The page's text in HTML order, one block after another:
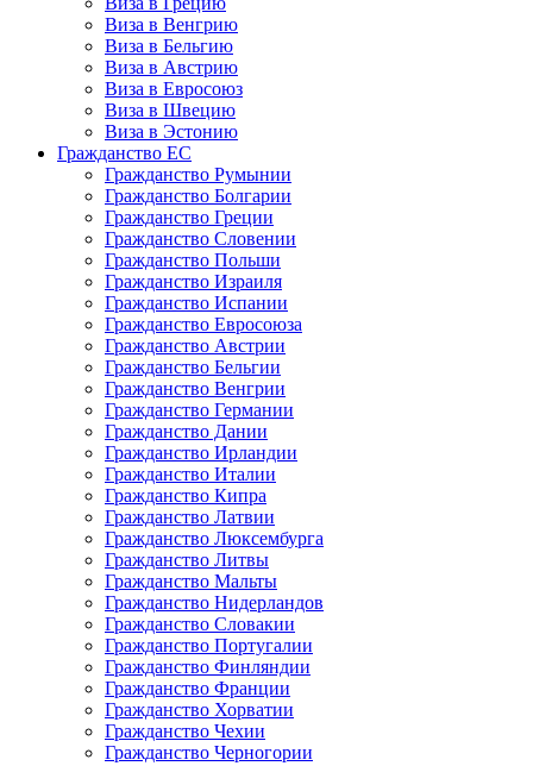
Виза в Венгрию
Виза в Бельгию
Виза в Австрию
Виза в Евросоюз
Виза в Швецию
Виза в Эстонию
Гражданство ЕС
Гражданство Румынии
Гражданство Болгарии
Гражданство Греции
Гражданство Словении
Гражданство Польши
Гражданство Израиля
Гражданство Испании
Гражданство Евросоюза
Гражданство Австрии
Гражданство Бельгии
Гражданство Венгрии
Гражданство Германии
Гражданство Дании
Гражданство Ирландии
Гражданство Италии
Гражданство Кипра
Гражданство Латвии
Гражданство Люксембурга
Гражданство Литвы
Гражданство Мальты
Гражданство Нидерландов
Гражданство Словакии
Гражданство Португалии
Гражданство Финляндии
Гражданство Франции
Гражданство Хорватии
Гражданство Чехии
Гражданство Черногории